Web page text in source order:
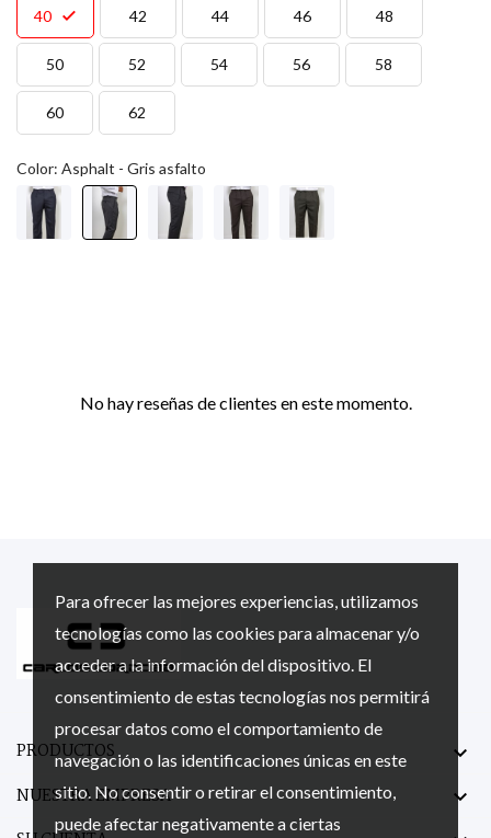
Para ofrecer las mejores experiencias, utilizamos
tecnologías como las cookies para almacenar y/o
acceder a la información del dispositivo. El
consentimiento de estas tecnologías nos permitirá
procesar datos como el comportamiento de
navegación o las identificaciones únicas en este
sitio. No consentir o retirar el consentimiento,
puede afectar negativamente a ciertas
40 42 44 46 48
50 52 54 56 58
60 62
Color: Asphalt - Gris asfalto
No hay reseñas de clientes en este momento.
PRODUCTOS

NUESTRA EMPRESA
